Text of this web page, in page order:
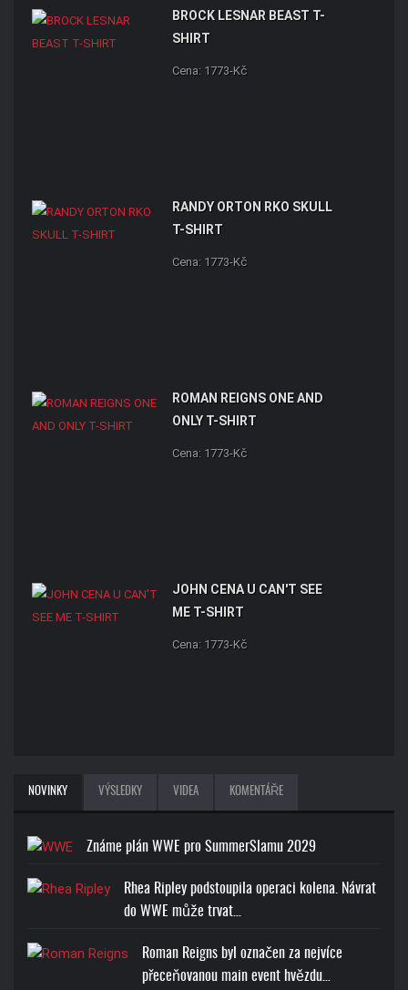
BROCK LESNAR BEAST T-
SHIRT
Cena: 1773-Kč
RANDY ORTON RKO SKULL
T-SHIRT
Cena: 1773-Kč
ROMAN REIGNS ONE AND
ONLY T-SHIRT
Cena: 1773-Kč
JOHN CENA U CAN'T SEE
ME T-SHIRT
Cena: 1773-Kč
NOVINKY VÝSLEDKY VIDEA KOMENTÁŘE
Známe plán WWE pro SummerSlamu 2029
Rhea Ripley podstoupila operaci kolena. Návrat
do WWE může trvat…
Roman Reigns byl označen za nejvíce
přeceňovanou main event hvězdu…